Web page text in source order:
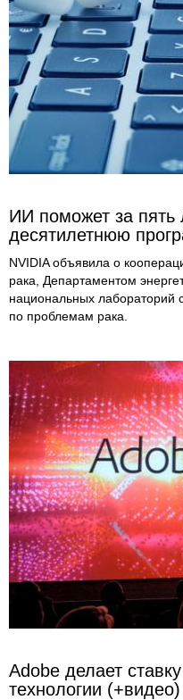
ИИ поможет за пять
десятилетнюю
NVIDIA объявила о
рака, Департаментом
национальных лабораторий
по проблемам рака.
Adobe делает
технологии (+видео)